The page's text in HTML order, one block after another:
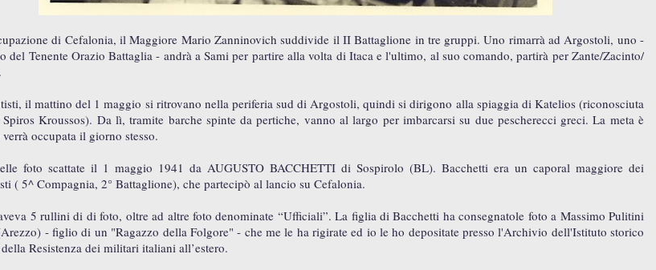
di Cefalonia, il Maggiore Mario Zanninovich suddivide il II Battaglione in tre gruppi. Uno rimarrà ad Argostoli, uno -
del Tenente Orazio Battaglia - andrà a Sami per partire alla volta di Itaca e l'ultimo, al suo comando, partirà per Zante/Zacinto/
il mattino del 1 maggio si ritrovano nella periferia sud di Argostoli, quindi si dirigono alla spiaggia di Katelios (riconosciuta
Kroussos). Da lì, tramite barche spinte da pertiche, vanno al largo per imbarcarsi su due pescherecci greci. La meta è
occupata il giorno stesso.
foto scattate il 1 maggio 1941 da AUGUSTO BACCHETTI di Sospirolo (BL). Bacchetti era un caporal maggiore dei
( 5^ Compagnia, 2° Battaglione), che partecipò al lancio su Cefalonia.
5 rullini di di foto, oltre ad altre foto denominate “Ufficiali”. La figlia di Bacchetti ha consegnatole foto a Massimo Pulitini
- figlio di un "Ragazzo della Folgore" - che me le ha rigirate ed io le ho depositate presso l'Archivio dell'Istituto storico
Resistenza dei militari italiani all’estero.